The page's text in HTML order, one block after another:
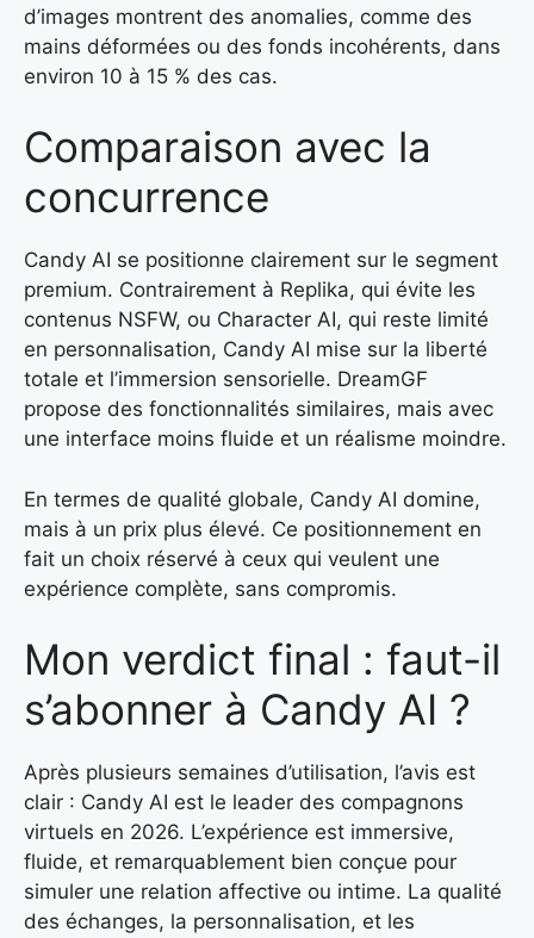
d’images montrent des anomalies, comme des
mains déformées ou des fonds incohérents, dans
environ 10 à 15 % des cas.
Comparaison avec la
concurrence
Candy AI se positionne clairement sur le segment
premium. Contrairement à Replika, qui évite les
contenus NSFW, ou Character AI, qui reste limité
en personnalisation, Candy AI mise sur la liberté
totale et l’immersion sensorielle. DreamGF
propose des fonctionnalités similaires, mais avec
une interface moins fluide et un réalisme moindre.
En termes de qualité globale, Candy AI domine,
mais à un prix plus élevé. Ce positionnement en
fait un choix réservé à ceux qui veulent une
expérience complète, sans compromis.
Mon verdict final : faut-il
s’abonner à Candy AI ?
Après plusieurs semaines d’utilisation, l’avis est
clair : Candy AI est le leader des compagnons
virtuels en 2026. L’expérience est immersive,
fluide, et remarquablement bien conçue pour
simuler une relation affective ou intime. La qualité
des échanges, la personnalisation, et les